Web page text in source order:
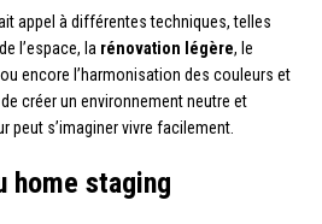
appel à différentes techniques, telles
de l’espace, la rénovation légère, le
encore l’harmonisation des couleurs et
créer un environnement neutre et
peut s’imaginer vivre facilement.
home staging